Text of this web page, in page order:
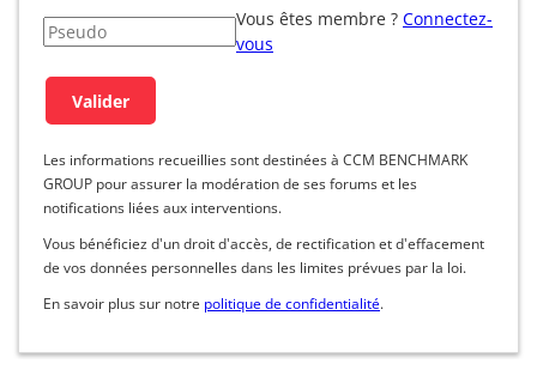
Vous êtes membre ? Connectez-
vous
Les informations recueillies sont destinées à CCM BENCHMARK
GROUP pour assurer la modération de ses forums et les
notifications liées aux interventions.
Vous bénéficiez d'un droit d'accès, de rectification et d'effacement
de vos données personnelles dans les limites prévues par la loi.
En savoir plus sur notre politique de confidentialité.